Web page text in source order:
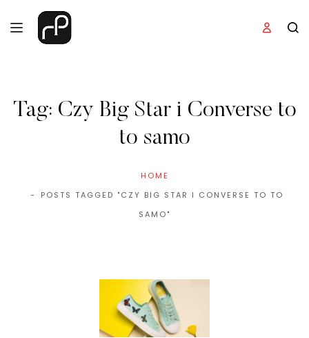
Tag: Czy Big Star i Converse to
to samo
HOME
POSTS TAGGED "CZY BIG STAR I CONVERSE TO TO
SAMO"